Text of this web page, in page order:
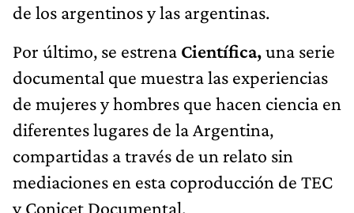
de los argentinos y las argentinas.
Por último, se estrena Científica,una serie
documental que muestra las experiencias
de mujeres y hombres que hacen ciencia en
diferentes lugares de la Argentina,
compartidas a través de un relato sin
mediaciones en esta coproducción de TEC
y Conicet Documental.